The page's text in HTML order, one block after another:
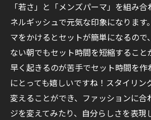
20代の鉄板人気！センター
失敗しないパーマオーダー術
「ゆるめ」「強め」は写真
髪質・長さに合わせて相談
20代に合うパーマの「雰囲
ツ
20代パーマ男子のスタイリング
「若さ」と「メンズパーマ」を組み
ネルギッシュで元気な印象になります
マをかけるとセットが簡単になるので
ない朝でもセット時間を短縮すること
早く起きるのが苦手でセット時間を作
にとっても嬉しいですね！スタイリン
変えることができ、ファッションに合
ジを変えてみたり、自分らしさを表現